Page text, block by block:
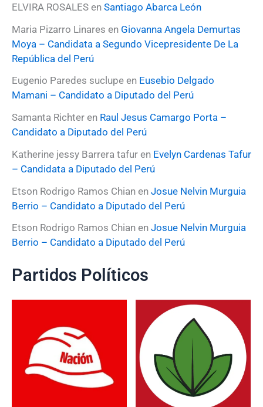
rELVIRA ROSALES en Santiago Abarca León
Maria Pizarro Linares en Giovanna Angela Demurtas
Moya – Candidata a Segundo Vicepresidente De La
República del Perú
Eugenio Paredes suclupe en Eusebio Delgado
Mamani – Candidato a Diputado del Perú
Samanta Richter en Raul Jesus Camargo Porta –
Candidato a Diputado del Perú
Katherine jessy Barrera tafur en Evelyn Cardenas Tafur
– Candidata a Diputado del Perú
Etson Rodrigo Ramos Chian en Josue Nelvin Murguia
Berrio – Candidato a Diputado del Perú
Etson Rodrigo Ramos Chian en Josue Nelvin Murguia
Berrio – Candidato a Diputado del Perú
Partidos Políticos